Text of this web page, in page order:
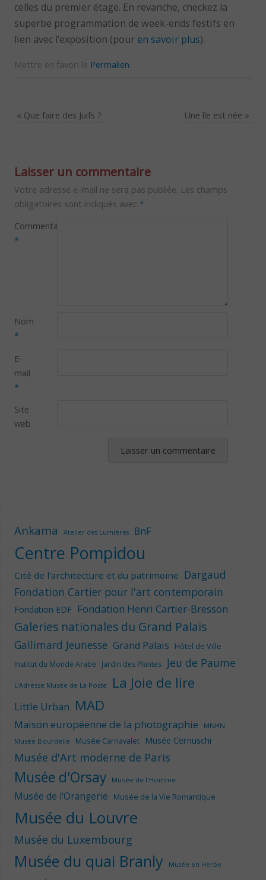
celles du premier étage. En revanche, checkez la
superbe programmation de week-ends festifs en
lien avec l’exposition (pour en savoir plus).
Mettre en favori le Permalien.
« Que faire des Juifs ? Une île est née »
Laisser un commentaire
Votre adresse e-mail ne sera pas publiée. Les champs
obligatoires sont indiqués avec *
Commentaire
*
Nom
*
E-
mail
*
Site
web
Ankama Atelier des Lumières BnF
Centre Pompidou
Cité de l'architecture et du patrimoine Dargaud
Fondation Cartier pour l'art contemporain
Fondation EDF Fondation Henri Cartier-Bresson
Galeries nationales du Grand Palais
Gallimard Jeunesse Grand Palais Hôtel de Ville
Institut du Monde Arabe Jardin des Plantes Jeu de Paume
L'Adresse Musée de La Poste La Joie de lire
Little Urban MAD
Maison européenne de la photographie
MNHN
Musée Bourdelle
Musée Carnavalet Musée Cernuschi
Musée d'Art moderne de Paris
Musée d'Orsay Musée de l'Homme
Musée de l'Orangerie Musée de la Vie Romantique
Musée du Louvre
Musée du Luxembourg
Musée du quai Branly Musée en Herbe